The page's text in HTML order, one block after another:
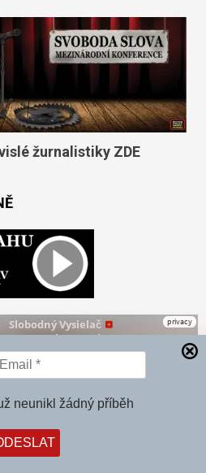
neunikl žádný příběh
žurnalistiky ZDE